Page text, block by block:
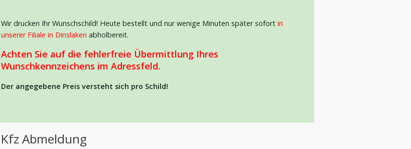
Wir drucken Ihr Wunschschild! Heute bestellt und nur wenige Minuten später sofortin
unserer Filiale in Dinslaken abholbereit.
Achten Sie auf die fehlerfreie Übermittlung Ihres
Wunschkennzeichens im Adressfeld.
Der angegebene Preis versteht sich pro Schild!
Kfz Abmeldung